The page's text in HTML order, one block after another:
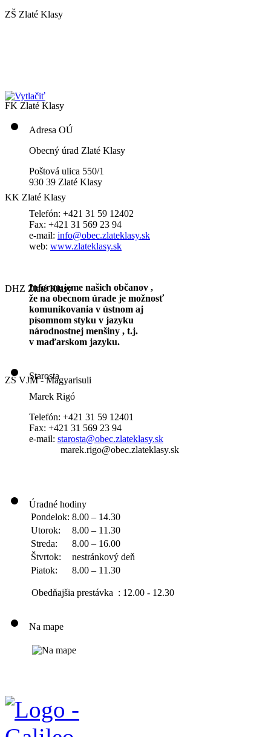
ZŠ Zlaté Klasy
FK Zlaté Klasy
KK Zlaté Klasy
DHZ Zlaté Klasy
ZŠ VJM - Magyarisuli
Adresa OÚ
Obecný úrad Zlaté Klasy
Poštová ulica 550/1
930 39 Zlaté Klasy
Telefón: +421 31 59 12402
Fax: +421 31 569 23 94
e-mail: info@obec.zlateklasy.sk
web: www.zlateklasy.sk
Informujeme našich občanov ,
že na obecnom úrade je možnosť
komunikovania v ústnom aj
písomnom styku v jazyku
národnostnej menšiny , t.j.
v maďarskom jazyku.
Starosta
Marek Rigó
Telefón: +421 31 59 12401
Fax: +421 31 569 23 94
e-mail: starosta@obec.zlateklasy.sk
marek.rigo@obec.zlateklasy.sk
Úradné hodiny
Pondelok: 8.00 – 14.30
Utorok:
8.00 – 11.30
Streda:
8.00 – 16.00
Štvrtok:
nestránkový deň
Piatok:
8.00 – 11.30
Obedňajšia prestávka : 12.00 - 12.30
Na mape